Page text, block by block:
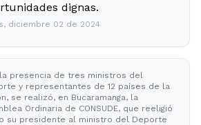
dignas.
diciembre 02 de 2024
la presencia de tres ministros del
y representantes de 12 países de la
se realizó, en Bucaramanga, la
Ordinaria de CONSUDE, que reeligió
su presidente al ministro del Deporte